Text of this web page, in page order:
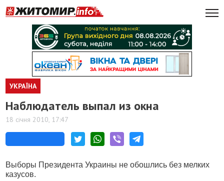
УКРАЇНА
Наблюдатель выпал из окна
18 січня 2010, 17:47
Выборы Президента Украины не обошлись без мелких
казусов.